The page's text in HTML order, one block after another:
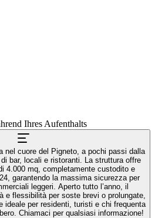
Ihres Aufenthalts
nel cuore del Pigneto, a pochi passi dalla
bar, locali e ristoranti. La struttura offre
4.000 mq, completamente custodito e
garantendo la massima sicurezza per
leggeri. Aperto tutto l’anno, il
e flessibilità per soste brevi o prolungate,
ideale per residenti, turisti e chi frequenta
Chiamaci per qualsiasi informazione!